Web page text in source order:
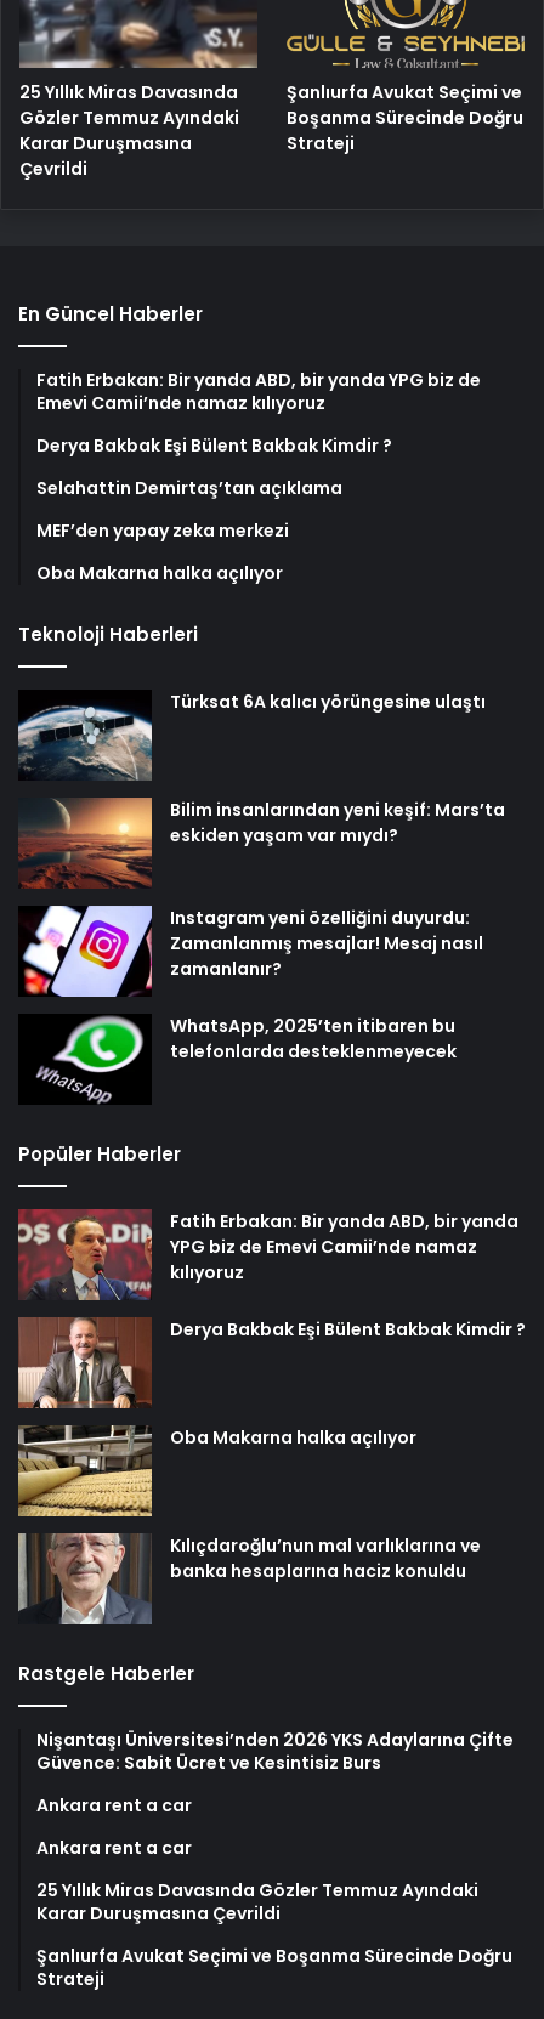
25 Yıllık Miras Davasında
Gözler Temmuz Ayındaki
Karar Duruşmasına
Çevrildi
Şanlıurfa Avukat Seçimi ve
Boşanma Sürecinde Doğru
Strateji
En Güncel Haberler
Fatih Erbakan: Bir yanda ABD, bir yanda YPG biz de
Emevi Camii’nde namaz kılıyoruz
Derya Bakbak Eşi Bülent Bakbak Kimdir ?
Selahattin Demirtaş’tan açıklama
MEF’den yapay zeka merkezi
Oba Makarna halka açılıyor
Teknoloji Haberleri
Türksat 6A kalıcı yörüngesine ulaştı
Bilim insanlarından yeni keşif: Mars’ta
eskiden yaşam var mıydı?
Instagram yeni özelliğini duyurdu:
Zamanlanmış mesajlar! Mesaj nasıl
zamanlanır?
WhatsApp, 2025’ten itibaren bu
telefonlarda desteklenmeyecek
Popüler Haberler
Fatih Erbakan: Bir yanda ABD, bir yanda
YPG biz de Emevi Camii’nde namaz
kılıyoruz
Derya Bakbak Eşi Bülent Bakbak Kimdir ?
Oba Makarna halka açılıyor
Kılıçdaroğlu’nun mal varlıklarına ve
banka hesaplarına haciz konuldu
Rastgele Haberler
Nişantaşı Üniversitesi’nden 2026 YKS Adaylarına Çifte
Güvence: Sabit Ücret ve Kesintisiz Burs
Ankara rent a car
Ankara rent a car
25 Yıllık Miras Davasında Gözler Temmuz Ayındaki
Karar Duruşmasına Çevrildi
Şanlıurfa Avukat Seçimi ve Boşanma Sürecinde Doğru
Strateji